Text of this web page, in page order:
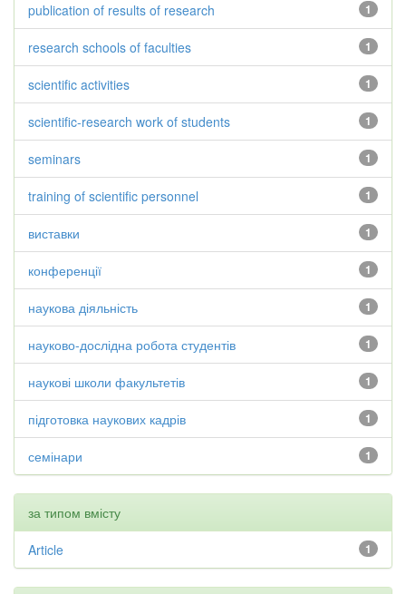
1
publication of results of research
1
research schools of faculties
1
scientific activities
1
scientific-research work of students
1
seminars
1
training of scientific personnel
1
виставки
1
конференції
1
наукова діяльність
1
науково-дослідна робота студентів
1
наукові школи факультетів
1
підготовка наукових кадрів
1
семінари
за типом вмісту
1
Article